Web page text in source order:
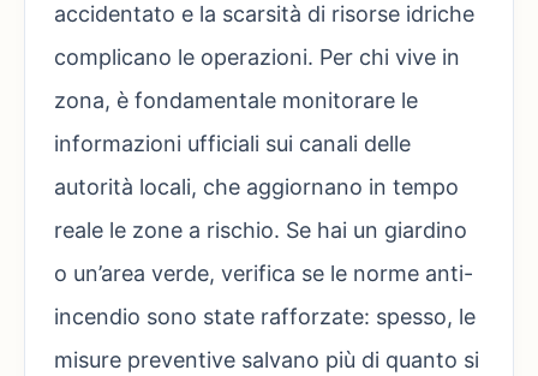
accidentato e la scarsità di risorse idriche
complicano le operazioni. Per chi vive in
zona, è fondamentale monitorare le
informazioni ufficiali sui canali delle
autorità locali, che aggiornano in tempo
reale le zone a rischio. Se hai un giardino
o un’area verde, verifica se le norme anti-
incendio sono state rafforzate: spesso, le
misure preventive salvano più di quanto si